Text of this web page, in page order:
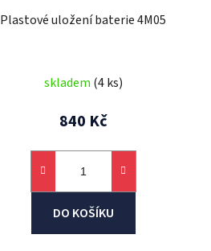
Plastové uložení baterie 4M05
skladem (4 ks)
840 Kč
DO KOŠÍKU